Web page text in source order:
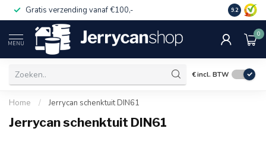
Gratis verzending vanaf €100,- Op
9.2
MENU
0
€incl. BTW
Home / Jerrycan schenktuit DIN61
Jerrycan schenktuit DIN61